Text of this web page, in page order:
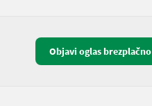
Objavi oglas brezplačno